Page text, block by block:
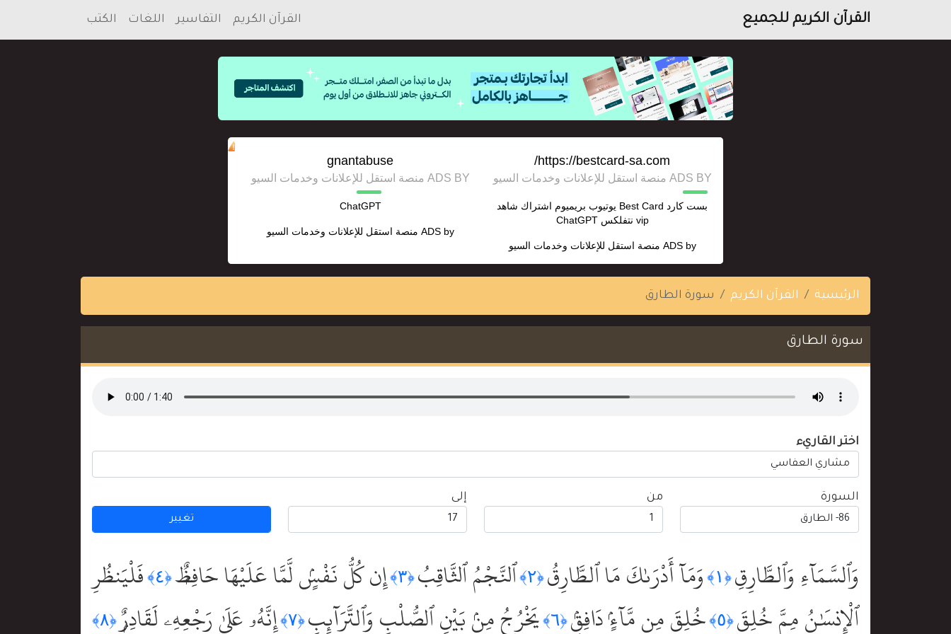
القرآن الكريم للجميع القرآن الكريم التفاسير اللغات الكتب
https://bestcard-sa.com/
ADS BY منصة استقل للإعلانات وخدمات السيو
بست كارد Best Card يوتيوب بريميوم اشتراك شاهد
vip نتفلكس ChatGPT
ADS by منصة استقل للإعلانات وخدمات السيو
gnantabuse
ADS BY منصة استقل للإعلانات وخدمات السيو
ChatGPT
ADS by منصة استقل للإعلانات وخدمات السيو
الرئيسية القرآن الكريم سورة الطارق
سورة الطارق
اختر القاريء
السورة من إلى
تغيير
وَٱلسَّمَآءِ وَٱلطَّارِقِ﴿١﴾ وَمَآ أَدْرَىٰكَ مَا ٱلطَّارِقُ﴿٢﴾ ٱلنَّجْمُ ٱلثَّاقِبُ﴿٣﴾ إِن كُلُّ نَفْسٍۢ لَّمَّا عَلَيْهَا حَافِظٌۭ﴿٤﴾
فَلْيَنظُرِ
ٱلْإِنسَٰنُ مِمَّ خُلِقَ﴿٥﴾ خُلِقَ مِن مَّآءٍۢ دَافِقٍۢ﴿٦﴾ يَخْرُجُ مِنۢ بَيْنِ ٱلصُّلْبِ وَٱلتَّرَآئِبِ﴿٧﴾ إِنَّهُۥ عَلَىٰ رَجْعِهِۦ لَقَادِرٌۭ ﴿٨﴾